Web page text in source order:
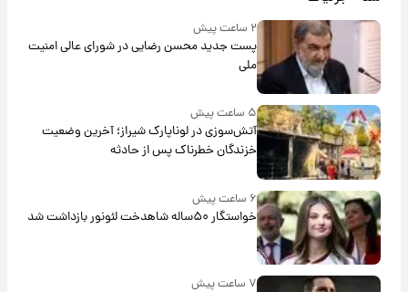
پست جدید محسن رضایی در شورای عالی امنیت
ملی
۵ ساعت پیش
آتش‌سوزی در لوناپارک شیراز؛ آخرین وضعیت
خزندگان خطرناک پس از حادثه
۶ ساعت پیش
خواستگار ۵۰ساله شاهدخت لئونور بازداشت شد